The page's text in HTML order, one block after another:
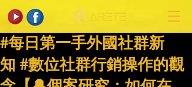
#每日第一手外國社群新
知 #數位社群行銷操作的觀